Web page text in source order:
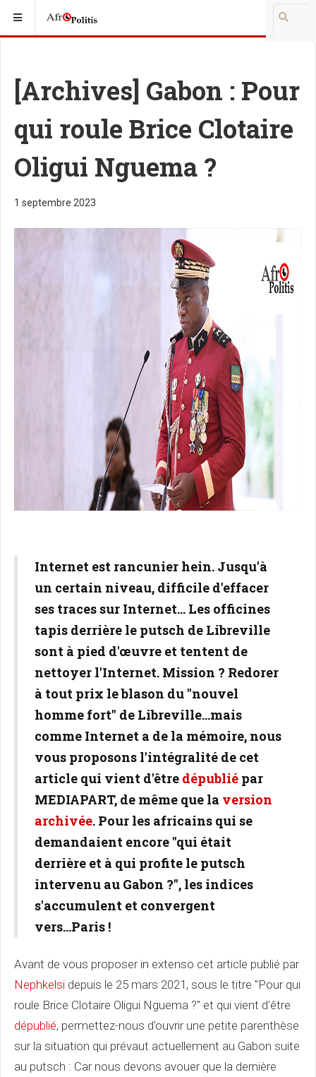
[Archives] Gabon : Pour
qui roule Brice Clotaire
Oligui Nguema ?
1 septembre 2023
Internet est rancunier hein. Jusqu'à
un certain niveau, difficile d'effacer
ses traces sur Internet... Les officines
tapis derrière le putsch de Libreville
sont à pied d'œuvre et tentent de
nettoyer l'Internet. Mission ? Redorer
à tout prix le blason du "nouvel
homme fort" de Libreville...mais
comme Internet a de la mémoire, nous
vous proposons l'intégralité de cet
article qui vient d'être dépublié par
MEDIAPART, de même que la version
archivée. Pour les africains qui se
demandaient encore "qui était
derrière et à qui profite le putsch
intervenu au Gabon ?", les indices
s'accumulent et convergent
vers...Paris !
Avant de vous proposer in extenso cet article publié par
Nephkelsi depuis le 25 mars 2021, sous le titre "Pour qui
roule Brice Clotaire Oligui Nguema ?" et qui vient d'être
dépublié, permettez-nous d'ouvrir une petite parenthèse
sur la situation qui prévaut actuellement au Gabon suite
au putsch : Car nous devons avouer que la dernière